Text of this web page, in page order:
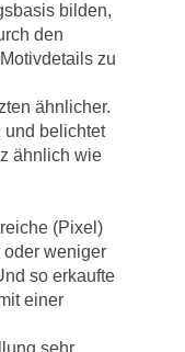
bilden,
den
zu
ähnlicher.
und belichtet
ähnlich wie
(Pixel)
oder weniger
so erkaufte
einer